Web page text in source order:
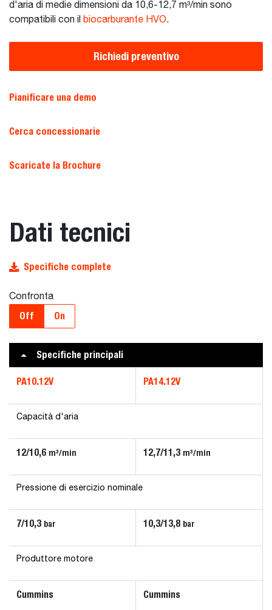
d'aria di medie dimensioni da 10,6-12,7 m³/min sono
compatibili con il biocarburante HVO.
Richiedi preventivo
Pianificare una demo
Cerca concessionarie
Scaricate la Brochure
Dati tecnici
Specifiche complete
Confronta
Off On
Specifiche principali
PA10.12V PA14.12V
Capacità d'aria
12/10,6 m³/min 12,7/11,3 m³/min
Pressione di esercizio nominale
7/10,3 bar 10,3/13,8 bar
Produttore motore
Cummins Cummins